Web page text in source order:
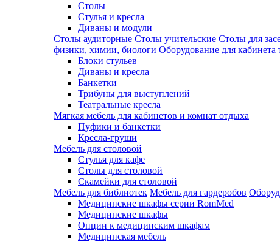
Столы
Стулья и кресла
Диваны и модули
Столы аудиторные Столы учительские Столы для
физики, химии, биологи Оборудование для кабинета
Блоки стульев
Диваны и кресла
Банкетки
Трибуны для выступлений
Театральные кресла
Мягкая мебель для кабинетов и комнат отдыха
Пуфики и банкетки
Кресла-груши
Мебель для столовой
Cтулья для кафе
Cтолы для столовой
Скамейки для столовой
Мебель для библиотек Мебель для гардеробов
Медицинские шкафы серии RomMed
Медицинские шкафы
Опции к медицинским шкафам
Медицинская мебель